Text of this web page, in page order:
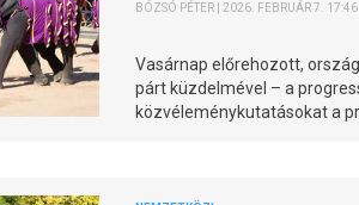
BÓZSÓ PÉTER | 2026. FEBRUÁR 7. 17:46
Vasárnap előrehozott,
párt küzdelmével – a
közvéleménykutatásokat a